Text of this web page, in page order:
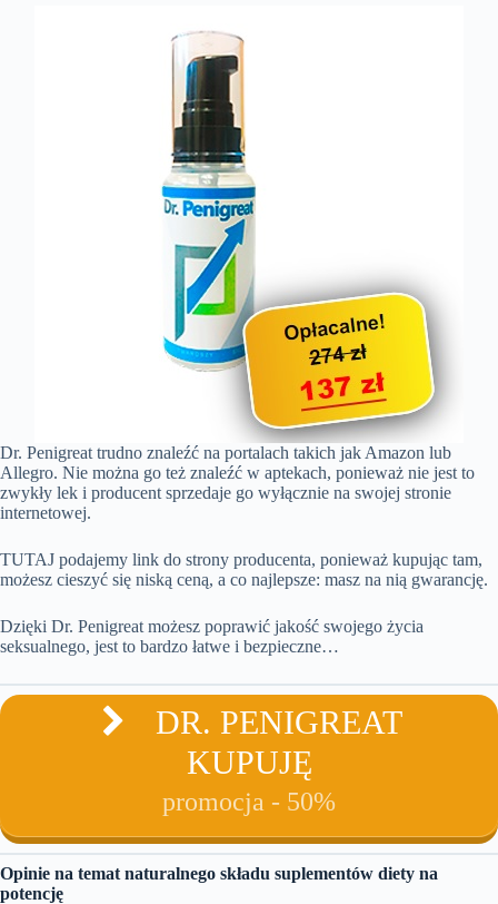
Dr. Penigreat trudno znaleźć na portalach takich jak Amazon lub
Allegro. Nie można go też znaleźć w aptekach, ponieważ nie jest to
zwykły lek i producent sprzedaje go wyłącznie na swojej stronie
internetowej.
TUTAJ podajemy link do strony producenta, ponieważ kupując tam,
możesz cieszyć się niską ceną, a co najlepsze: masz na nią gwarancję.
Dzięki Dr. Penigreat możesz poprawić jakość swojego życia
seksualnego, jest to bardzo łatwe i bezpieczne…
DR. PENIGREAT
KUPUJĘ
promocja - 50%
Opinie na temat naturalnego składu suplementów diety na
potencję